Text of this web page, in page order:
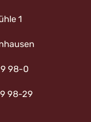
1
98-0
98-29